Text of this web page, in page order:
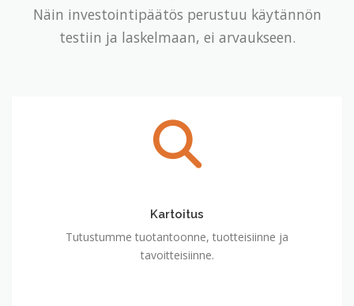
Näin investointipäätös perustuu käytännön
testiin ja laskelmaan, ei arvaukseen.
Kartoitus
Tutustumme tuotantoonne, tuotteisiinne ja
tavoitteisiinne.